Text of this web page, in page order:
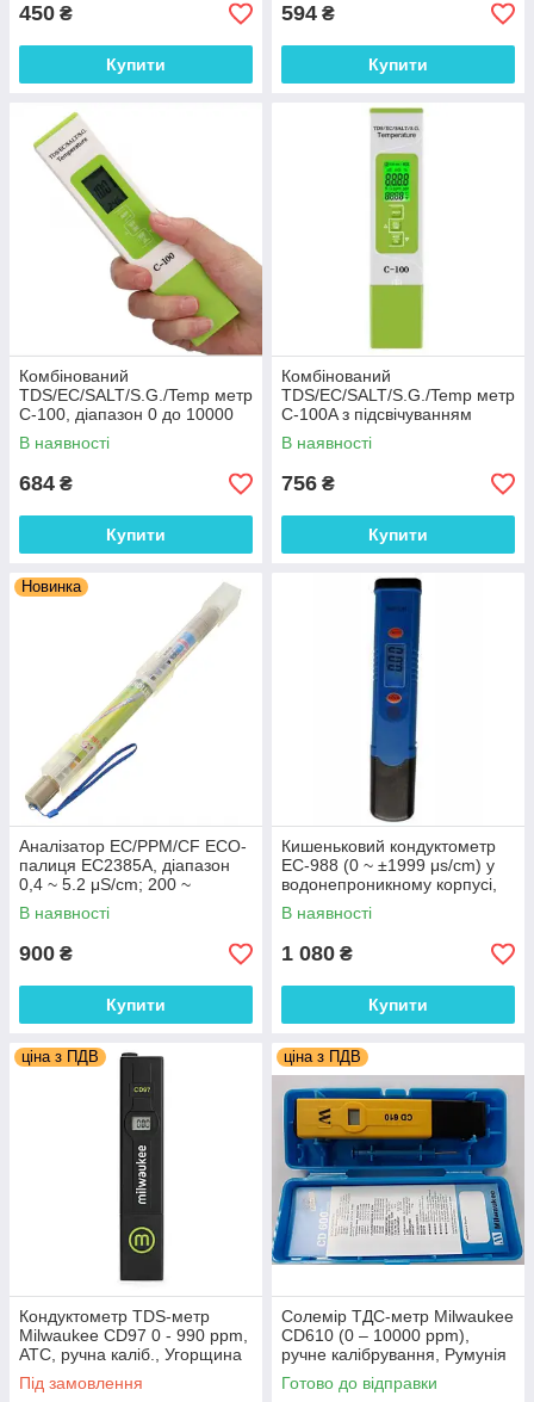
450 ₴
Купити
594 ₴
Купити
Комбінований
TDS/EC/SALT/S.G./Temp метр
С-100, діапазон 0 до 10000
µS/см / 0-10000 ppm / 0,00-
25.00% / 1,000-1,222
В наявності
684 ₴
Купити
Комбінований
TDS/EC/SALT/S.G./Temp метр
С-100A з підсвічуванням
В наявності
756 ₴
Купити
Новинка
Аналізатор EC/PPM/CF ECO-
палиця EC2385А, діапазон
0,4 ~ 5.2 μS/cm; 200 ~
3000ppm; 4 ~ 52CF
В наявності
900 ₴
Купити
Кишеньковий кондуктометр
EC-988 (0 ~ ±1999 μs/cm) у
водонепроникному корпусі,
АТС
В наявності
1 080 ₴
Купити
ціна з ПДВ
Кондуктометр TDS-метр
Milwaukee CD97 0 - 990 ppm,
АТС, ручна каліб., Угорщина
Під замовлення
ціна з ПДВ
Солемір ТДС-метр Milwaukee
CD610 (0 – 10000 ppm),
ручне калібрування, Румунія
Готово до відправки